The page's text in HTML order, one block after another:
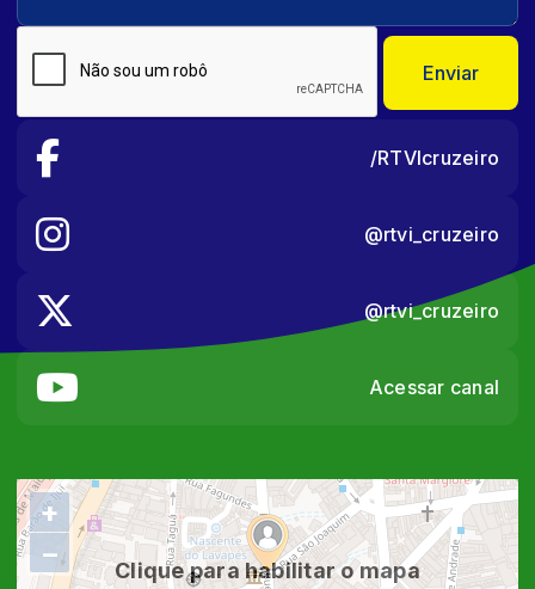
Enviar
/RTVIcruzeiro
@rtvi_cruzeiro
@rtvi_cruzeiro
Acessar canal
Clique para habilitar o mapa
+
−